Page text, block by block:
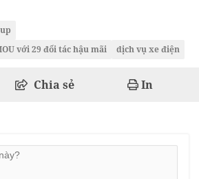
với 29 đối tác hậu mãi
dịch vụ xe điện
Chia sẻ In